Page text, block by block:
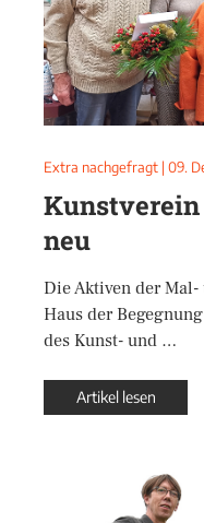
Extra nachgefragt | 09.
neu
Die Aktiven der
Haus der
des Kunst- und …
Artikel lesen